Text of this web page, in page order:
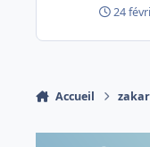
24
Accueil